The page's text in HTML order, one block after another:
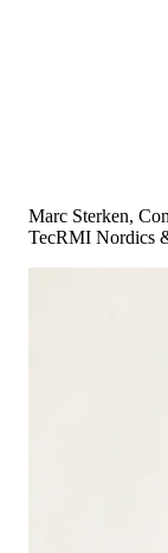
Marc Sterken,
TecRMI Nordics